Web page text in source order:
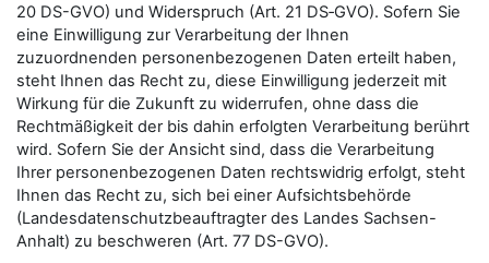
20 DS-GVO) und Widerspruch (Art. 21 DS‑GVO). Sofern Sie
eine Einwilligung zur Verarbeitung der Ihnen
zuzuordnenden personenbezogenen Daten erteilt haben,
steht Ihnen das Recht zu, diese Einwilligung jederzeit mit
Wirkung für die Zukunft zu widerrufen, ohne dass die
Rechtmäßigkeit der bis dahin erfolgten Verarbeitung berührt
wird. Sofern Sie der Ansicht sind, dass die Verarbeitung
Ihrer personenbezogenen Daten rechtswidrig erfolgt, steht
Ihnen das Recht zu, sich bei einer Aufsichtsbehörde
(Landesdatenschutzbeauftragter des Landes Sachsen-
Anhalt) zu beschweren (Art. 77 DS-GVO).